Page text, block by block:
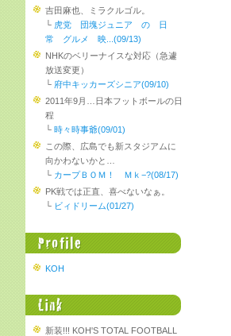
吉田麻也、ミラクルゴル。
└ 虎党 団塊ジュニア の 日
常 グルメ 映...(09/13)
NHKのベリーナイスな対応（急遽
放送変更）
└ 府中キッカーズシニア(09/10)
2011年9月…日本フットボールの日
程
└ 時々時事爺(09/01)
この際、広島でも新スタジアムに
向かわないかと…
└ カープＢＯＭ！ Ｍｋ−?(08/17)
PK戦では正直、喜べないなぁ。
└ ビィドリーム(01/27)
KOH
新装!!! KOH'S TOTAL FOOTBALL